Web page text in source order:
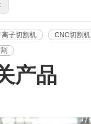
子切割机 CNC切割机
产品